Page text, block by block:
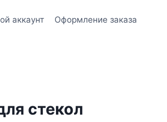
аккаунт Оформление заказа
стекол